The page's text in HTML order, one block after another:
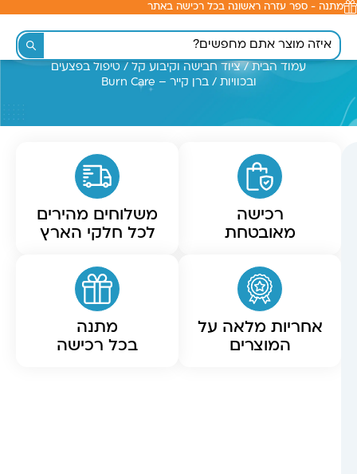
לתוכן
מתנה - ספר עזרה ראשונה בכל רכישה באתר
עמוד הבית/ציוד חבישה וקיבוע קל / טיפול בפצעים
ובכוויות / ברן קייר – Burn Care
רכישה
מאובטחת
משלוחים מהירים
לכל חלקי הארץ
אחריות מלאה על
המוצרים
מתנה
בכל רכישה